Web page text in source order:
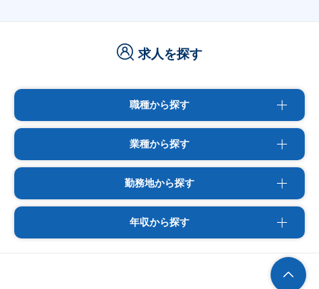
求人を探す
職種から探す
業種から探す
勤務地から探す
年収から探す